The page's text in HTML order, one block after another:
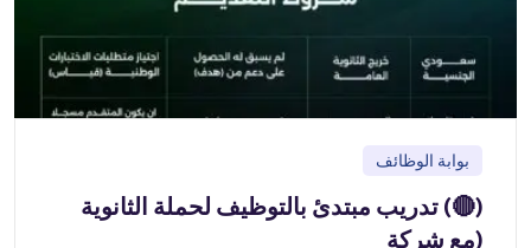
بوابة الوظائف
(🔴) تدريب مبتدئ بالتوظيف لحملة الثانوية
(مع شركة